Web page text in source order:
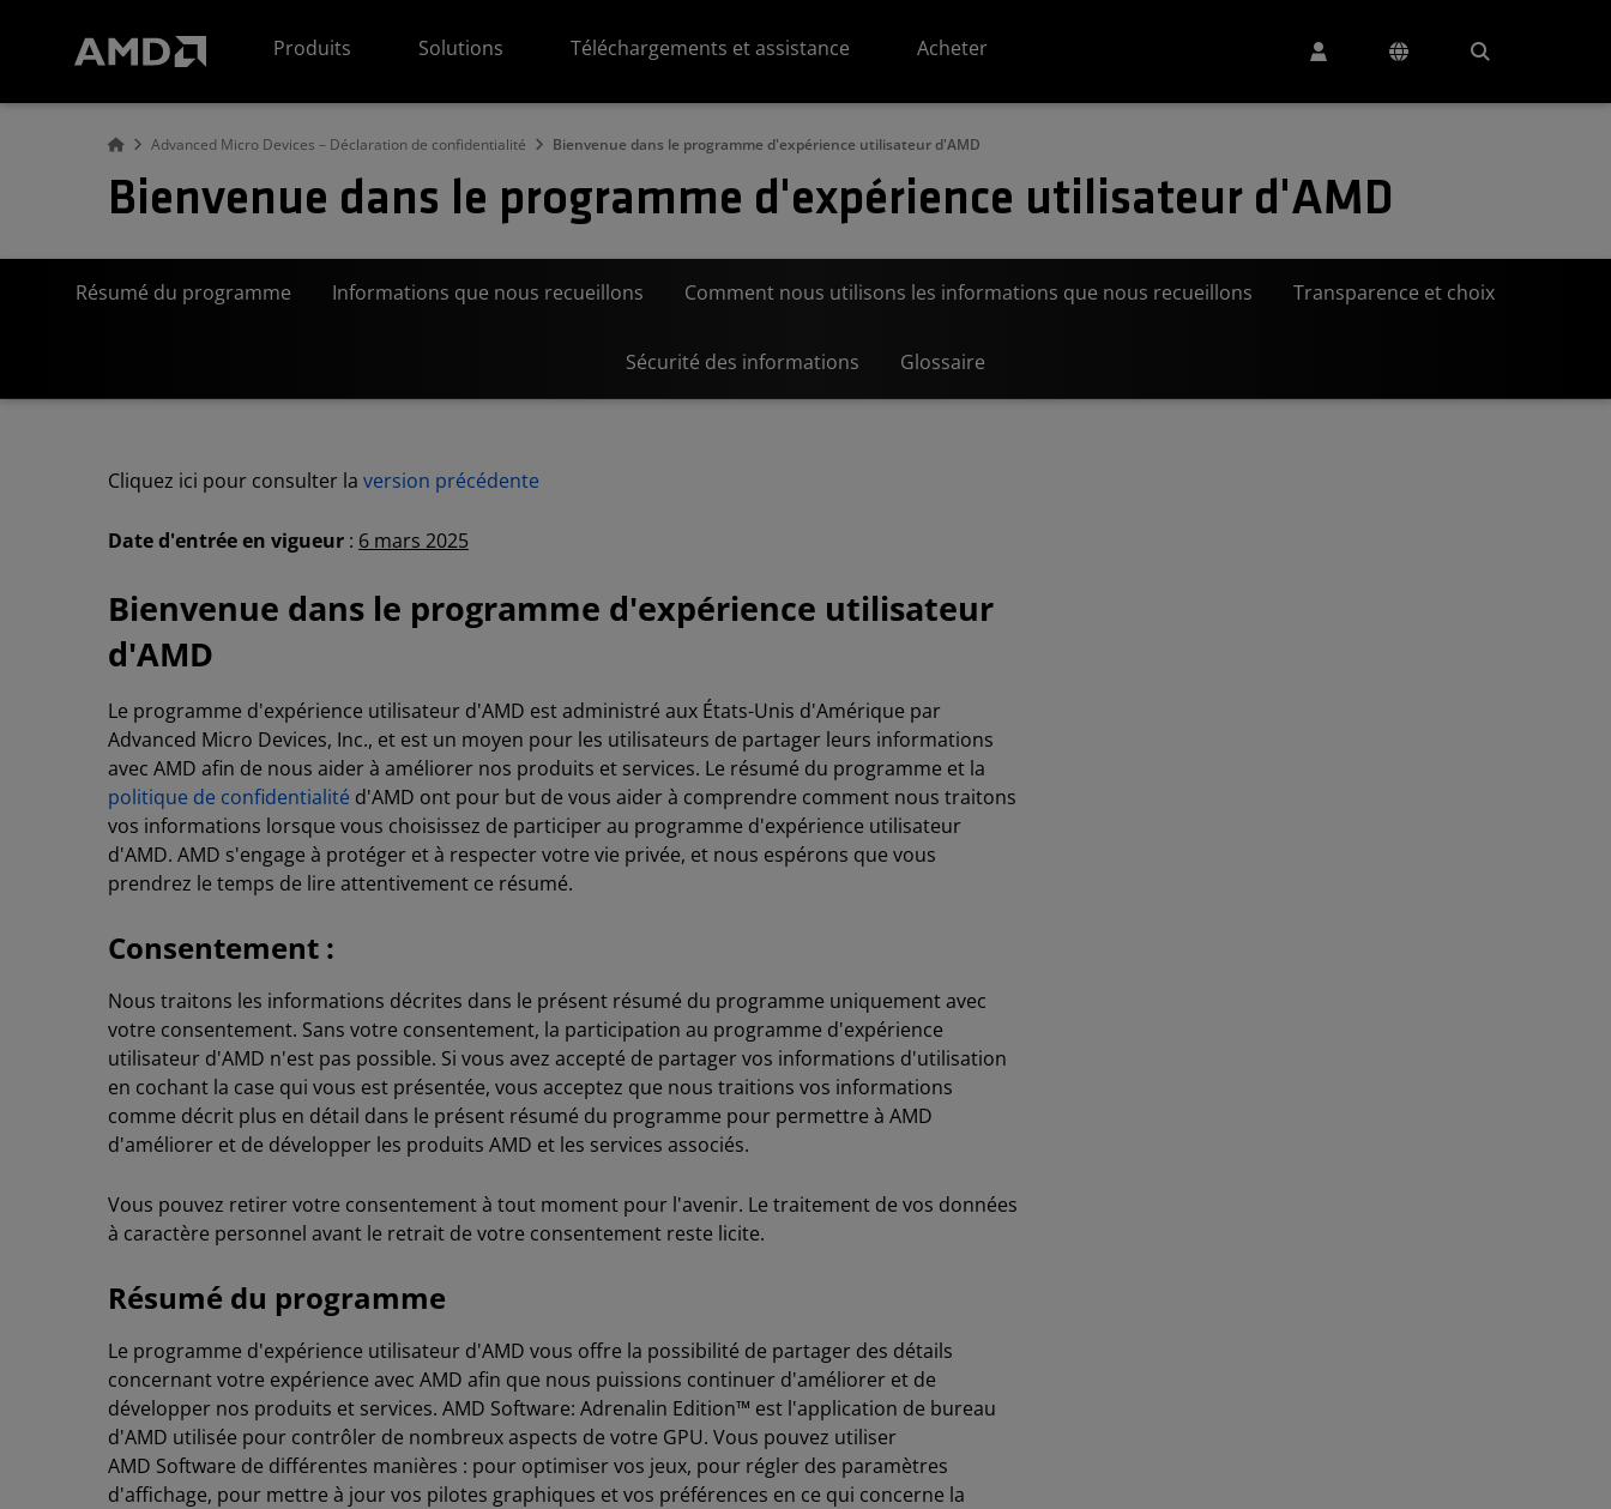
Produits
Solutions Téléchargements et assistance Acheter
Advanced Micro Devices – Déclaration de confidentialité Bienvenue dans le programme d'expérience utilisateur d'AMD
Bienvenue dans le programme d'expérience utilisateur d'AMD
Résumé du programme Informations que nous recueillons Comment nous utilisons les informations que nous recueillons Transparence et choix
Sécurité des informations Glossaire
Cliquez ici pour consulter la version précédente
Date d'entrée en vigueur : 6 mars 2025
Bienvenue dans le programme d'expérience utilisateur
d'AMD
Le programme d'expérience utilisateur d'AMD est administré aux États-Unis d'Amérique par
Advanced Micro Devices, Inc., et est un moyen pour les utilisateurs de partager leurs informations
avec AMD afin de nous aider à améliorer nos produits et services. Le résumé du programme et la
politique de confidentialité d'AMD ont pour but de vous aider à comprendre comment nous traitons
vos informations lorsque vous choisissez de participer au programme d'expérience utilisateur
d'AMD. AMD s'engage à protéger et à respecter votre vie privée, et nous espérons que vous
prendrez le temps de lire attentivement ce résumé.
Consentement :
Nous traitons les informations décrites dans le présent résumé du programme uniquement avec
votre consentement. Sans votre consentement, la participation au programme d'expérience
utilisateur d'AMD n'est pas possible. Si vous avez accepté de partager vos informations d'utilisation
en cochant la case qui vous est présentée, vous acceptez que nous traitions vos informations
comme décrit plus en détail dans le présent résumé du programme pour permettre à AMD
d'améliorer et de développer les produits AMD et les services associés.
Vous pouvez retirer votre consentement à tout moment pour l'avenir. Le traitement de vos données
à caractère personnel avant le retrait de votre consentement reste licite.
Résumé du programme
Le programme d'expérience utilisateur d'AMD vous offre la possibilité de partager des détails
concernant votre expérience avec AMD afin que nous puissions continuer d'améliorer et de
développer nos produits et services. AMD Software: Adrenalin Edition™ est l'application de bureau
d'AMD utilisée pour contrôler de nombreux aspects de votre GPU. Vous pouvez utiliser
AMD Software de différentes manières : pour optimiser vos jeux, pour régler des paramètres
d'affichage, pour mettre à jour vos pilotes graphiques et vos préférences en ce qui concerne la